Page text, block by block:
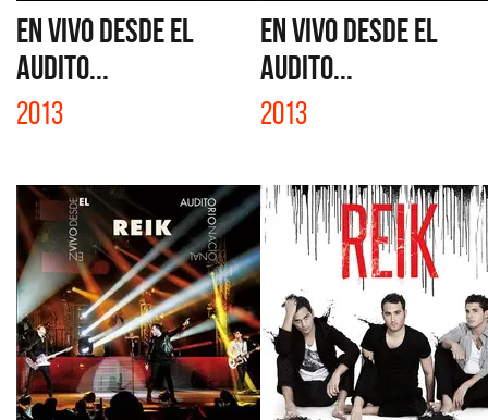
EN VIVO DESDE EL
AUDITO...
2013
EN VIVO DESDE EL
AUDITO...
2013